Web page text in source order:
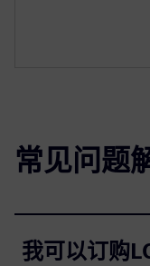
常见问题
我可以订购